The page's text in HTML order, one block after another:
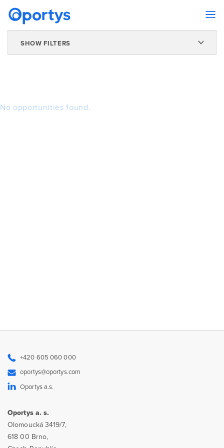
SHOW FILTERS
No opportunities found.
+420 605 060 000
oportys@oportys.com
Oportys a.s.
Oportys a. s.
Olomoucká 3419/7,
618 00 Brno,